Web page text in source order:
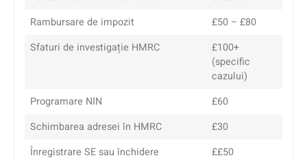
Rambursare de impozit
£50 – £80
Sfaturi de investigație HMRC
£100+
(specific
cazului)
Programare NIN
£60
Schimbarea adresei în HMRC
£30
Înregistrare SE sau închidere
££50